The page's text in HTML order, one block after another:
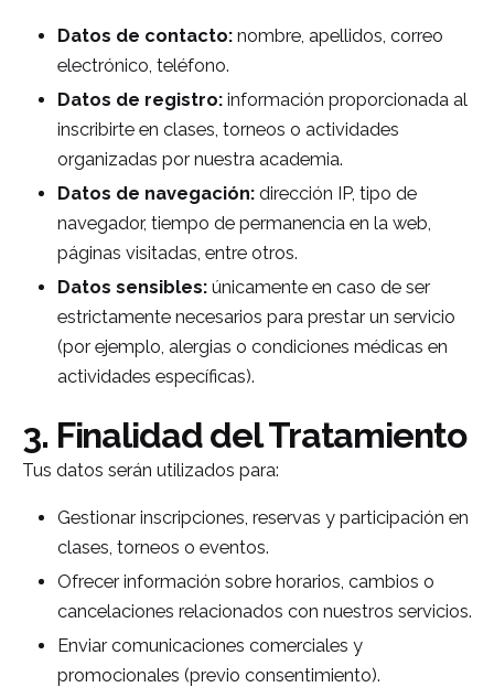
Datos de contacto: nombre, apellidos, correo
electrónico, teléfono.
Datos de registro: información proporcionada al
inscribirte en clases, torneos o actividades
organizadas por nuestra academia.
Datos de navegación: dirección IP, tipo de
navegador, tiempo de permanencia en la web,
páginas visitadas, entre otros.
Datos sensibles: únicamente en caso de ser
estrictamente necesarios para prestar un servicio
(por ejemplo, alergias o condiciones médicas en
actividades específicas).
3. Finalidad del Tratamiento
Tus datos serán utilizados para:
Gestionar inscripciones, reservas y participación en
clases, torneos o eventos.
Ofrecer información sobre horarios, cambios o
cancelaciones relacionados con nuestros servicios.
Enviar comunicaciones comerciales y
promocionales (previo consentimiento).